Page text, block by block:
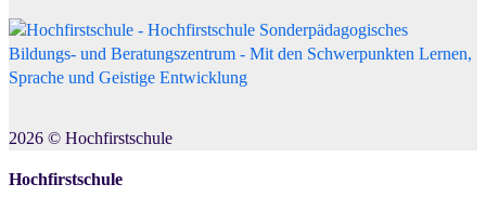
2026 © Hochfirstschule
Hochfirstschule